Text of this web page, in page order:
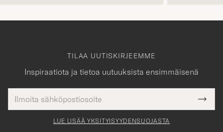
TILAA UUTISKIRJEEMME
Inspiraatiota ja tietoa uutuuksista ensimmäisenä
tieto
Tack
för
LUE LISÄÄ YKSITYISYYDENSUOJASTA